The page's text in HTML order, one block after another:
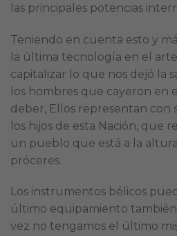
las principales potencias
Teniendo en cuenta esto y
la última tecnología en el
capitalizar lo que nos dejó la
los hombres que cayeron en
deber, Ellos representan con
los hijos de esta Nación, que
un pueblo que está a la
próceres.
Los instrumentos bélicos
último equipamiento
vez no tengamos el último